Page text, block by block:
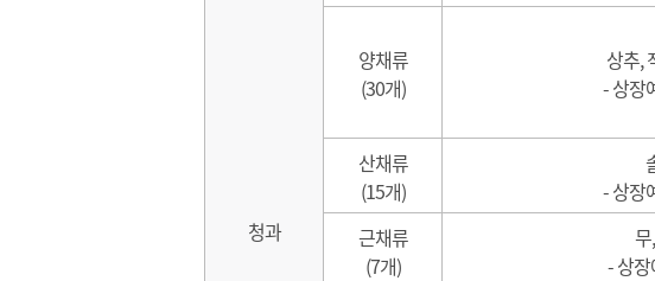
청과
양채류
(30개)
상추,
- 상장
산채류
(15개)
- 상장
근채류
(7개)
- 상